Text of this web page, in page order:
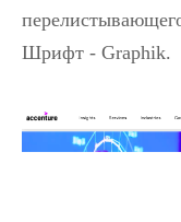
Шрифт - Graphik.